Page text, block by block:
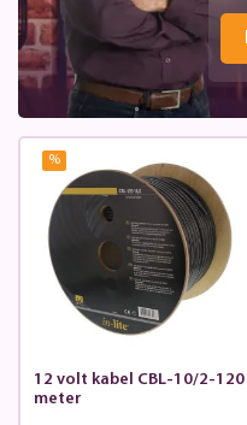
%
12 volt kabel CBL-10/2-120
meter